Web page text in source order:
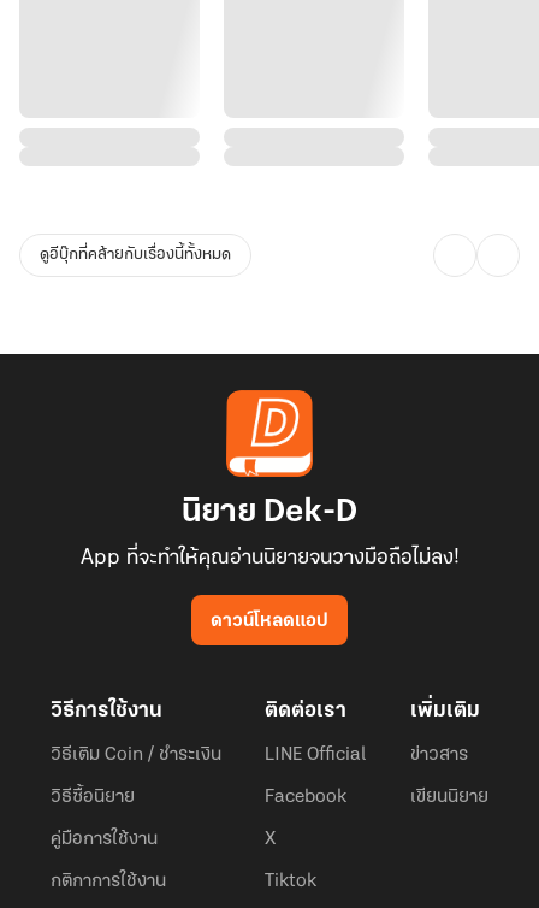
ดูอีบุ๊กที่คล้ายกับเรื่องนี้ทั้งหมด
นิยาย Dek-D
App ที่จะทำให้คุณอ่านนิยายจนวางมือถือไม่ลง!
ดาวน์โหลดแอป
วิธีการใช้งาน
วิธีเติม Coin / ชำระเงิน
วิธีซื้อนิยาย
คู่มือการใช้งาน
กติกาการใช้งาน
ติดต่อเรา
LINE Official
Facebook
X
Tiktok
เพิ่มเติม
ข่าวสาร
เขียนนิยาย